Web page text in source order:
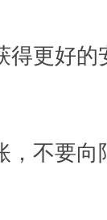
得更好
，不要